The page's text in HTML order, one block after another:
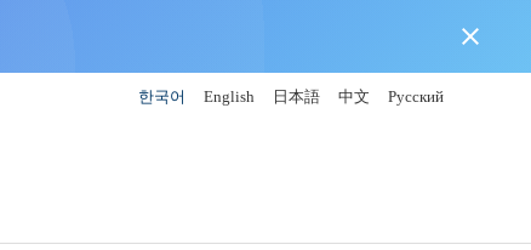
close
한국어 English 日本語 中文 Русский